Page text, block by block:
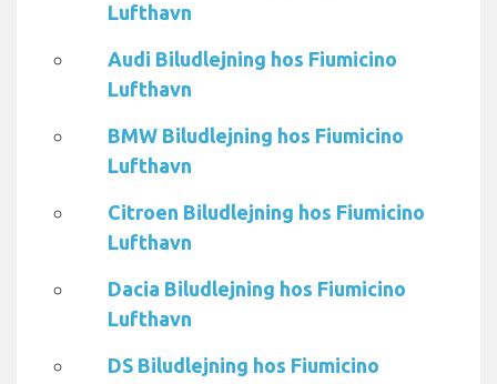
Lufthavn
Audi Biludlejning hos Fiumicino
Lufthavn
BMW Biludlejning hos Fiumicino
Lufthavn
Citroen Biludlejning hos Fiumicino
Lufthavn
Dacia Biludlejning hos Fiumicino
Lufthavn
DS Biludlejning hos Fiumicino